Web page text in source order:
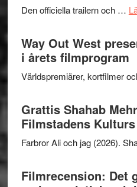
Den officiella trailern och …
Way Out West
i årets filmprogram
Världspremiärer, kortfilmer
Grattis Shahab
Filmstadens
Farbror Ali och jag (2026).
Filmrecension: Det